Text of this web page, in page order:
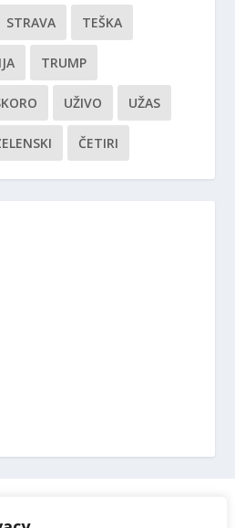
STRAVA TEŠKA
TRUMP
UŽIVO UŽAS
ČETIRI